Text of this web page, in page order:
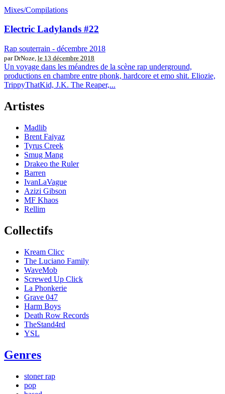
Mixes/Compilations
Electric Ladylands #22
Rap souterrain - décembre 2018
par DrNoze, le 13 décembre 2018
Un voyage dans les méandres de la scène rap underground,
productions en chambre entre phonk, hardcore et emo shit. Eliozie,
TrippyThatKid, J.K. The Reaper,...
Artistes
Madlib
Brent Faiyaz
Tyrus Creek
Smug Mang
Drakeo the Ruler
Barren
IvanLaVague
Azizi Gibson
MF Khaos
Rellim
Collectifs
Kream Clicc
The Luciano Family
WaveMob
Screwed Up Click
La Phonkerie
Grave 047
Harm Boys
Death Row Records
TheStand4rd
YSL
Genres
stoner rap
pop